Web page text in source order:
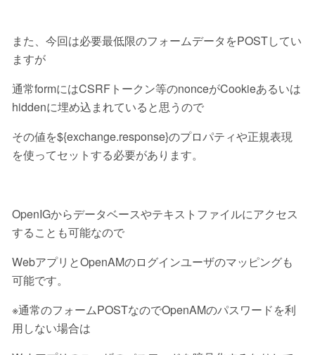
また、今回は必要最低限のフォームデータをPOSTしてい
ますが
通常formにはCSRFトークン等のnonceがCookieあるいは
hiddenに埋め込まれていると思うので
その値を${exchange.response}のプロパティや正規表現
を使ってセットする必要があります。
OpenIGからデータベースやテキストファイルにアクセス
することも可能なので
WebアプリとOpenAMのログインユーザのマッピングも
可能です。
※通常のフォームPOSTなのでOpenAMのパスワードを利
用しない場合は